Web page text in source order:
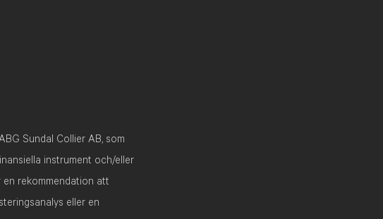
Sundal Collier AB, som
instrument och/eller
rekommendation att
eller en